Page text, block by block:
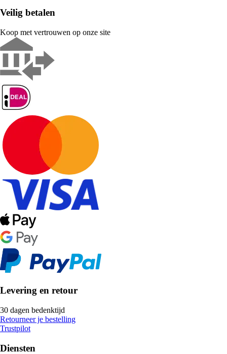
Veilig betalen
Koop met vertrouwen op onze site
Levering en retour
30 dagen bedenktijd
Retourneer je bestelling
Trustpilot
Diensten